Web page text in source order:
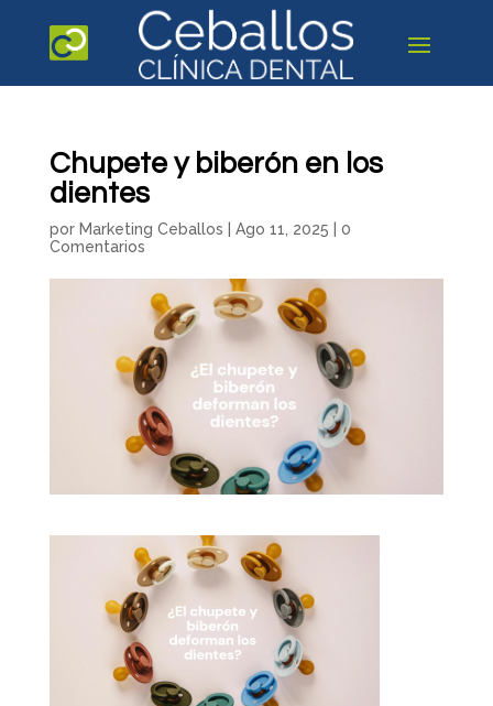
Chupete y biberón en los
dientes
por Marketing Ceballos Ago 11, 2025
0
Comentarios